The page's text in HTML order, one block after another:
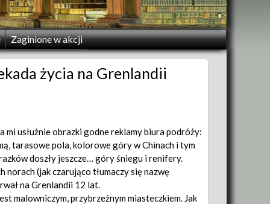
Zaginione w akcji
życia na Grenlandii
mi usłużnie obrazki godne reklamy biura podróży:
tarasowe pola, kolorowe góry w Chinach i tym
doszły jeszcze… góry śniegu i renifery.
norach (jak czarująco tłumaczy się nazwę
na Grenlandii 12 lat.
malowniczym, przybrzeżnym miasteczkiem. Jak